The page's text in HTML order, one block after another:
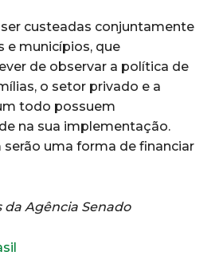
custeadas conjuntamente
e municípios, que
de observar a política de
o setor privado e a
todo possuem
na sua implementação.
uma forma de financiar
da Agência Senado